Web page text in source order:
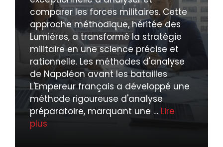
comparer les forces militaires. Cette
approche méthodique, héritée des
Lumières, a transformé la stratégie
militaire en une science précise et
rationnelle. Les méthodes d'analyse
de Napoléon avant les batailles
L'Empereur français a développé une
méthode rigoureuse d'analyse
préparatoire, marquant une … Lire
plus